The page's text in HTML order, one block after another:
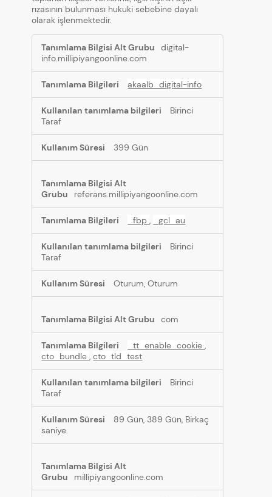
rızasının bulunması hukuki sebebine dayalı
olarak işlenmektedir.
Çerezleri
digital-
info.millipiyangoonline.com
akaalb_digital-info
Birinci
Taraf
399 Gün
referans.millipiyangoonline.com
_fbp, _gcl_au
Birinci
Taraf
Oturum, Oturum
com
_tt_enable_cookie,
cto_bundle,cto_tld_test
Birinci
Taraf
89 Gün, 389 Gün, Birkaç
saniye.
millipiyangoonline.com